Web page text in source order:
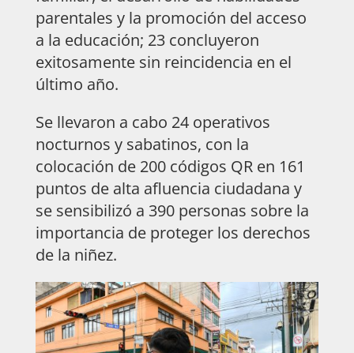
parentales y la promoción del acceso
a la educación; 23 concluyeron
exitosamente sin reincidencia en el
último año.
Se llevaron a cabo 24 operativos
nocturnos y sabatinos, con la
colocación de 200 códigos QR en 161
puntos de alta afluencia ciudadana y
se sensibilizó a 390 personas sobre la
importancia de proteger los derechos
de la niñez.